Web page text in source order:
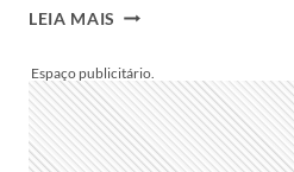
LEIA MAIS MAQUIAGENS
AS
MELHORES
PRODUÇÕES
DA